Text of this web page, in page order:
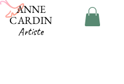
ANNE
CARDIN
Artiste